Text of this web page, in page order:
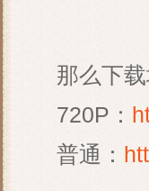
那么下载
720P：
普通：